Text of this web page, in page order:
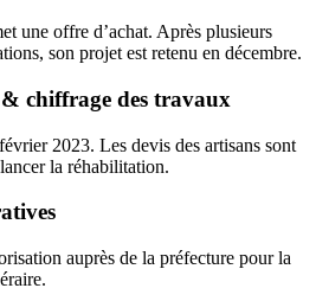
une offre d’achat. Après plusieurs
son projet est retenu en décembre.
chiffrage des travaux
2023. Les devis des artisans sont
la réhabilitation.
auprès de la préfecture pour la